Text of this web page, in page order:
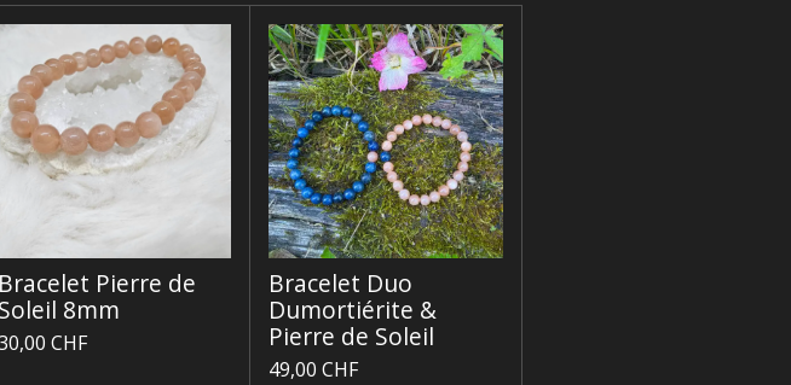
Bracelet Pierre de
Soleil 8mm
CHF
Bracelet Duo
Dumortiérite &
Pierre de Soleil
49,00 CHF